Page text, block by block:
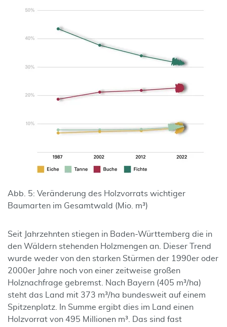
Abb. 5: Veränderung des Holzvorrats wichtiger
Baumarten im Gesamtwald (Mio. m³)
Seit Jahrzehnten stiegen in Baden-Württemberg die in
den Wäldern stehenden Holzmengen an. Dieser Trend
wurde weder von den starken Stürmen der 1990er oder
2000er Jahre noch von einer zeitweise großen
Holznachfrage gebremst. Nach Bayern (405 m³/ha)
steht das Land mit 373 m³/ha bundesweit auf einem
Spitzenplatz. In Summe ergibt dies im Land einen
Holzvorrat von 495 Millionen m³. Das sind fast